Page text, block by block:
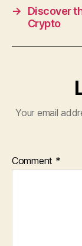
→
Discover
Crypto
Your email
Comment *